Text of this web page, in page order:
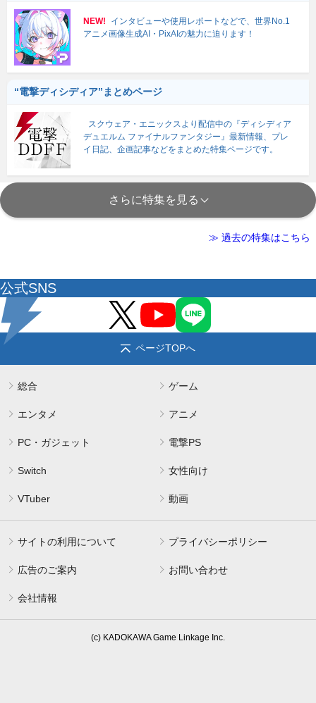
NEW!
インタビューや使用レポートなどで、世界No.1
アニメ画像生成AI・PixAIの魅力に迫ります！
“電撃ディシディア”まとめページ
スクウェア・エニックスより配信中の『ディシディア
デュエルム ファイナルファンタジー』最新情報、プレ
イ日記、企画記事などをまとめた特集ページです。
さらに特集を見る
≫ 過去の特集はこちら
公式SNS
ページTOPへ
総合 ゲーム
エンタメ アニメ
PC・ガジェット 電撃PS
Switch 女性向け
VTuber 動画
サイトの利用について プライバシーポリシー
広告のご案内 お問い合わせ
会社情報
(c) KADOKAWA Game Linkage Inc.